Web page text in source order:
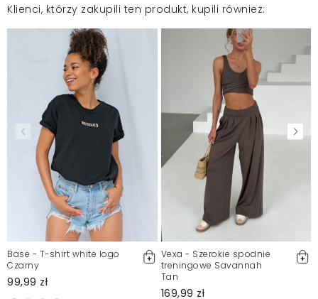
Klienci, którzy zakupili ten produkt, kupili również:
Base - T-shirt white logo
Czarny
99,99 zł
Vexa - Szerokie spodnie
treningowe Savannah
Tan
169,99 zł